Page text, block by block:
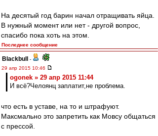
На десятый год барин начал отращивать яйца.
В нужный момент или нет - другой вопрос,
спасибо пока хоть на этом.
Последнее сообщение
Blackbull
-
29 апр 2015 10:46
ogonek » 29 апр 2015 11:44
И всё?Челоянц заплатит,не проблема.
что есть в уставе, на то и штрафуют.
Максмально это запретить как Мовсу общаться
с прессой.